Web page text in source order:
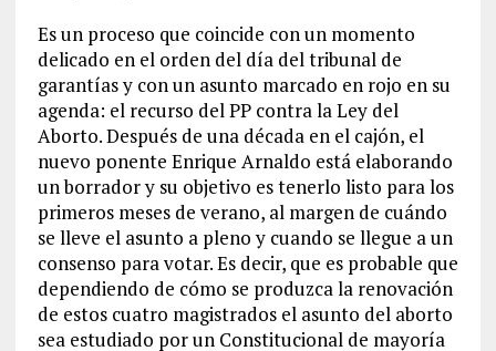
Es un proceso que coincide con un momento
delicado en el orden del día del tribunal de
garantías y con un asunto marcado en rojo en su
agenda: el recurso del PP contra la Ley del
Aborto. Después de una década en el cajón, el
nuevo ponente Enrique Arnaldo está elaborando
un borrador y su objetivo es tenerlo listo para los
primeros meses de verano, al margen de cuándo
se lleve el asunto a pleno y cuando se llegue a un
consenso para votar. Es decir, que es probable que
dependiendo de cómo se produzca la renovación
de estos cuatro magistrados el asunto del aborto
sea estudiado por un Constitucional de mayoría